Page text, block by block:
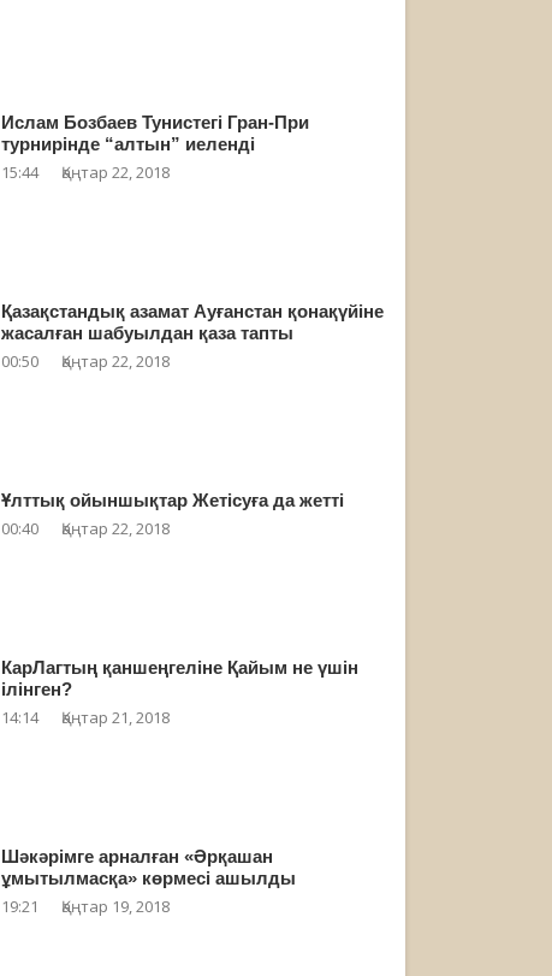
Ислам Бозбаев Тунистегі Гран-При
турнирінде “алтын” иеленді
15:44 Қаңтар 22, 2018
Қазақстандық азамат Ауғанстан қонақүйіне
жасалған шабуылдан қаза тапты
00:50 Қаңтар 22, 2018
Ұлттық ойыншықтар Жетісуға да жетті
00:40 Қаңтар 22, 2018
КарЛагтың қаншеңгеліне Қайым не үшін
ілінген?
14:14 Қаңтар 21, 2018
Шәкәрімге арналған «Әрқашан
ұмытылмасқа» көрмесі ашылды
19:21 Қаңтар 19, 2018